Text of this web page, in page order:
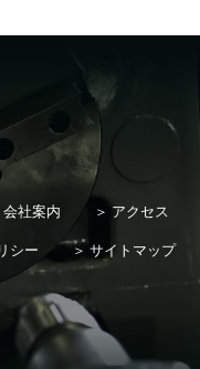
会社案内 アクセス
シー サイトマップ